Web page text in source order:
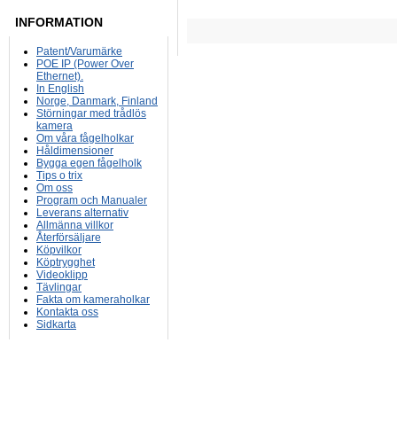
INFORMATION
Patent/Varumärke
POE IP (Power Over
Ethernet).
In English
Norge, Danmark, Finland
Störningar med trådlös
kamera
Om våra fågelholkar
Håldimensioner
Bygga egen fågelholk
Tips o trix
Om oss
Program och Manualer
Leverans alternativ
Allmänna villkor
Återförsäljare
Köpvilkor
Köptrygghet
Videoklipp
Tävlingar
Fakta om kameraholkar
Kontakta oss
Sidkarta